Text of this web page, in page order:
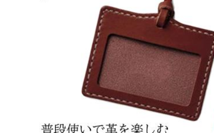
ファッション
その他ファッション
サムライクラフト 吊り下げパスケース＜ワイン＞ レザー 革